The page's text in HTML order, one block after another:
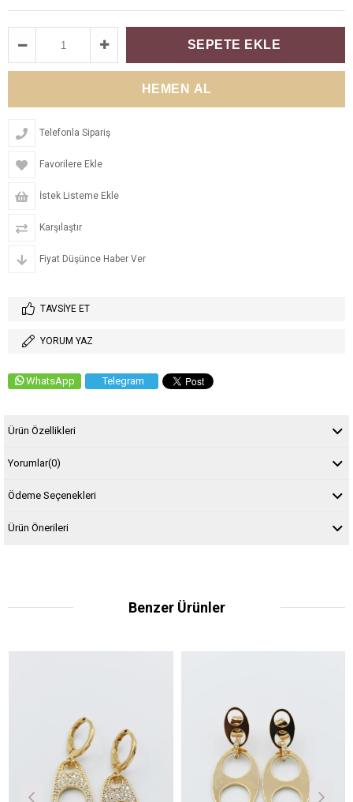
Telefonla Sipariş
Favorilere Ekle
İstek Listeme Ekle
Karşılaştır
Fiyat Düşünce Haber Ver
TAVSIYE ET
YORUM YAZ
WhatsApp Telegram
Ürün Özellikleri
Yorumlar(0)
Ödeme Seçenekleri
Ürün Önerileri
Benzer Ürünler